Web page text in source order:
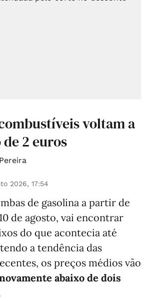
voltam a
2 euros
2026, 17:54
de gasolina a partir de
de agosto, vai encontrar
do que acontecia até
a tendência das
os preços médios vão
abaixo de dois